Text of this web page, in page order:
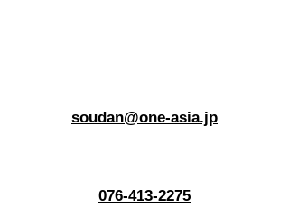
soudan@one-asia.jp
076-413-2275